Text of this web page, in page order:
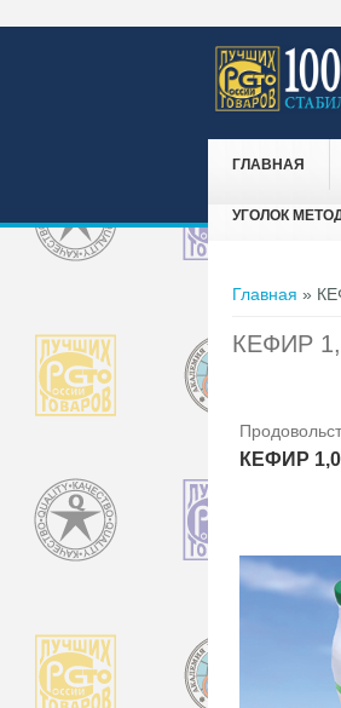
ГЛАВНАЯ
УГОЛОК
Вы здесь
Главная »
КЕФИР
КЕФИР